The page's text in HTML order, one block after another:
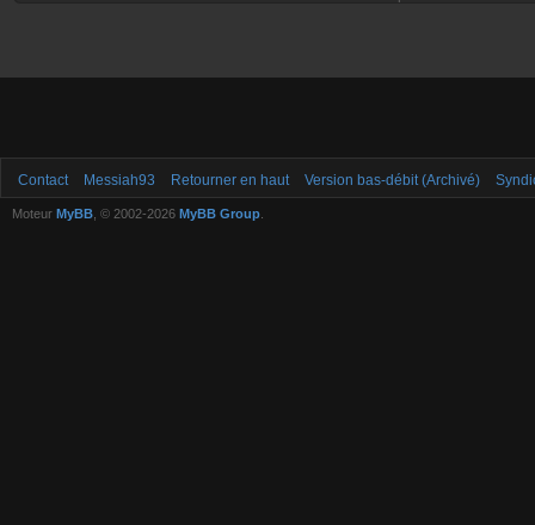
Contact Messiah93 Retourner en haut Version bas-débit (Archivé)
Moteur MyBB , © 2002-2026 MyBB Group